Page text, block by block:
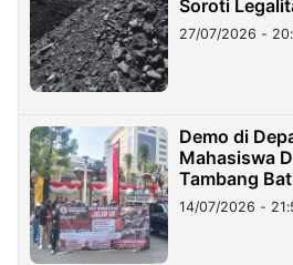
Soroti
Stockpile
27/07/2026 -
Demo di
Mahasiswa
Tambang
Lampung
14/07/2026 -